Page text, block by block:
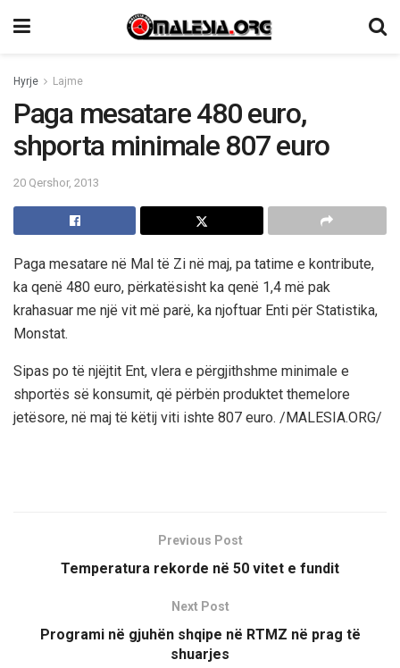
Hyrje Lajme
Paga mesatare 480 euro,
shporta minimale 807 euro
20 Qershor, 2013
Paga mesatare në Mal të Zi në maj, pa tatime e kontribute,
ka qenë 480 euro, përkatësisht ka qenë 1,4 më pak
krahasuar me një vit më parë, ka njoftuar Enti për Statistika,
Monstat.
Sipas po të njëjtit Ent, vlera e përgjithshme minimale e
shportës së konsumit, që përbën produktet themelore
jetësore, në maj të këtij viti ishte 807 euro. /MALESIA.ORG/
Previous Post
Temperatura rekorde në 50 vitet e fundit
Next Post
Programi në gjuhën shqipe në RTMZ në prag të
shuarjes